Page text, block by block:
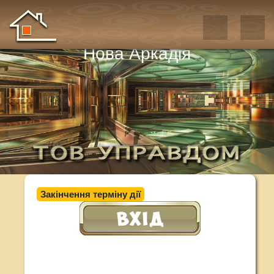
Нова Аркадія
Закінчення терміну дії